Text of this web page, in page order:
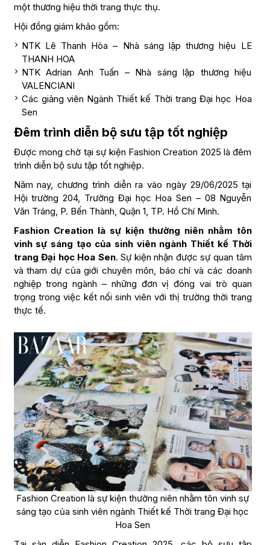
một thương hiệu thời trang thực thụ.
Hội đồng giám khảo gồm:
NTK Lê Thanh Hòa – Nhà sáng lập thương hiệu LE
THANH HOA
NTK Adrian Anh Tuấn – Nhà sáng lập thương hiệu
VALENCIANI
Các giảng viên Ngành Thiết kế Thời trang Đại học Hoa
Sen
Đêm trình diễn bộ sưu tập tốt nghiệp
Được mong chờ tại sự kiện Fashion Creation 2025 là đêm
trình diễn bộ sưu tập tốt nghiệp.
Năm nay, chương trình diễn ra vào ngày 29/06/2025 tại
Hội trường 204, Trường Đại học Hoa Sen – 08 Nguyễn
Văn Tráng, P. Bến Thành, Quận 1, TP. Hồ Chí Minh.
Fashion Creation là sự kiện thường niên nhằm tôn
vinh sự sáng tạo của sinh viên ngành Thiết kế Thời
trang Đại học Hoa Sen. Sự kiện nhận được sự quan tâm
và tham dự của giới chuyên môn, báo chí và các doanh
nghiệp trong ngành – những đơn vị đóng vai trò quan
trọng trong việc kết nối sinh viên với thị trường thời trang
thực tế.
Fashion Creation là sự kiện thường niên nhằm tôn vinh sự
sáng tạo của sinh viên ngành Thiết kế Thời trang Đại học
Hoa Sen